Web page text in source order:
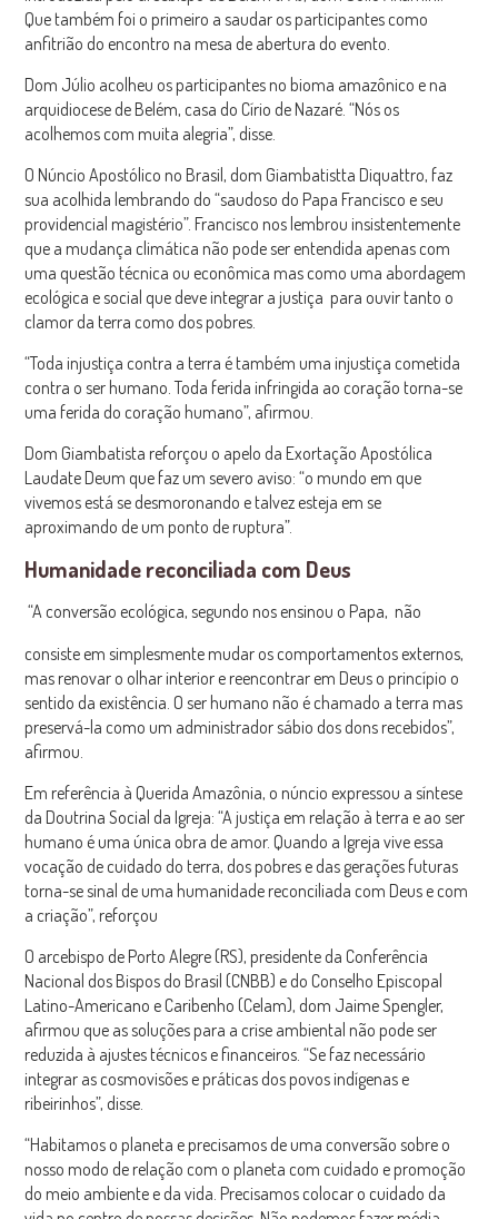
Que também foi o primeiro a saudar os participantes como
anfitrião do encontro na mesa de abertura do evento.
Dom Júlio acolheu os participantes no bioma amazônico e na
arquidiocese de Belém, casa do Círio de Nazaré. “Nós os
acolhemos com muita alegria”, disse.
O Núncio Apostólico no Brasil, dom Giambatistta Diquattro, faz
sua acolhida lembrando do “saudoso do Papa Francisco e seu
providencial magistério”. Francisco nos lembrou insistentemente
que a mudança climática não pode ser entendida apenas com
uma questão técnica ou econômica mas como uma abordagem
ecológica e social que deve integrar a justiça para ouvir tanto o
clamor da terra como dos pobres.
“Toda injustiça contra a terra é também uma injustiça cometida
contra o ser humano. Toda ferida infringida ao coração torna-se
uma ferida do coração humano”, afirmou.
Dom Giambatista reforçou o apelo da Exortação Apostólica
Laudate Deum que faz um severo aviso: “o mundo em que
vivemos está se desmoronando e talvez esteja em se
aproximando de um ponto de ruptura”.
Humanidade reconciliada com Deus
“A conversão ecológica, segundo nos ensinou o Papa, não
consiste em simplesmente mudar os comportamentos externos,
mas renovar o olhar interior e reencontrar em Deus o princípio o
sentido da existência. O ser humano não é chamado a terra mas
preservá-la como um administrador sábio dos dons recebidos”,
afirmou.
Em referência à Querida Amazônia, o núncio expressou a síntese
da Doutrina Social da Igreja: “A justiça em relação à terra e ao ser
humano é uma única obra de amor. Quando a Igreja vive essa
vocação de cuidado do terra, dos pobres e das gerações futuras
torna-se sinal de uma humanidade reconciliada com Deus e com
a criação”, reforçou
O arcebispo de Porto Alegre (RS), presidente da Conferência
Nacional dos Bispos do Brasil (CNBB) e do Conselho Episcopal
Latino-Americano e Caribenho (Celam), dom Jaime Spengler,
afirmou que as soluções para a crise ambiental não pode ser
reduzida à ajustes técnicos e financeiros. “Se faz necessário
integrar as cosmovisões e práticas dos povos indígenas e
ribeirinhos”, disse.
“Habitamos o planeta e precisamos de uma conversão sobre o
nosso modo de relação com o planeta com cuidado e promoção
do meio ambiente e da vida. Precisamos colocar o cuidado da